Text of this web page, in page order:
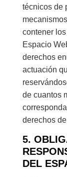
técnicos de
contener
Espacio
derechos
actuación
de cuantos
derechos
5.
DEL